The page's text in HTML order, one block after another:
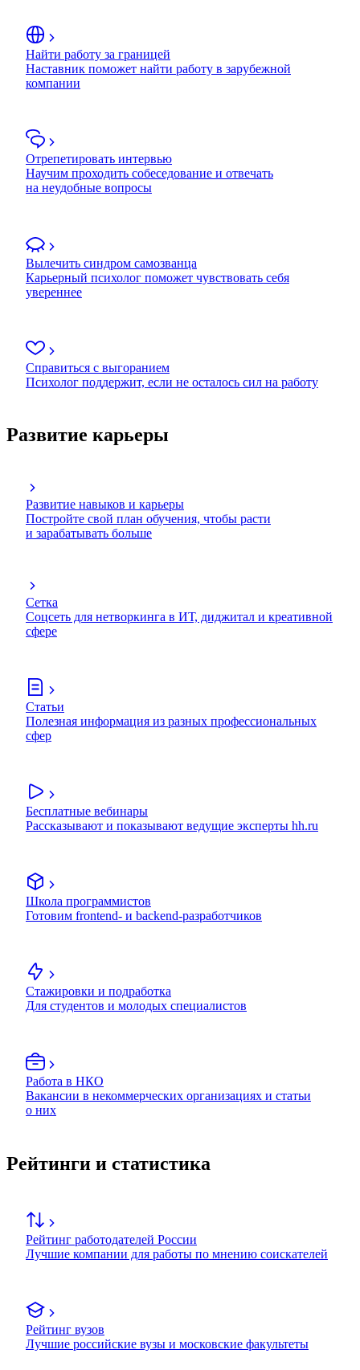
Найти работу за границей
Наставник поможет найти работу в зарубежной
компании
Отрепетировать интервью
Научим проходить собеседование и отвечать
на неудобные вопросы
Вылечить синдром самозванца
Карьерный психолог поможет чувствовать себя
увереннее
Справиться с выгоранием
Психолог поддержит, если не осталось сил на работу
Развитие карьеры
Развитие навыков и карьеры
Постройте свой план обучения, чтобы расти
и зарабатывать больше
Сетка
Соцсеть для нетворкинга в ИТ, диджитал и креативной
сфере
Статьи
Полезная информация из разных профессиональных
сфер
Бесплатные вебинары
Рассказывают и показывают ведущие эксперты hh.ru
Школа программистов
Готовим frontend- и backend-разработчиков
Стажировки и подработка
Для студентов и молодых специалистов
Работа в НКО
Вакансии в некоммерческих организациях и статьи
о них
Рейтинги и статистика
Рейтинг работодателей России
Лучшие компании для работы по мнению соискателей
Рейтинг вузов
Лучшие российские вузы и московские факультеты